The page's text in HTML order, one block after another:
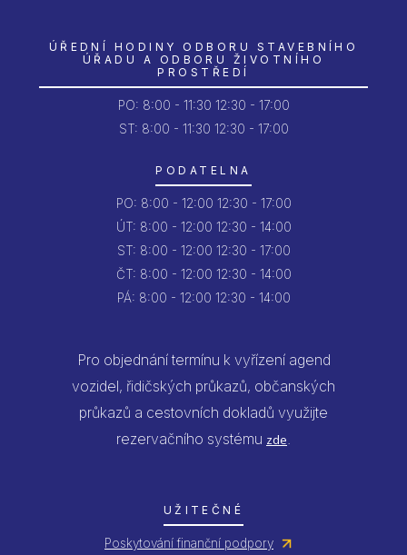
ÚŘEDNÍ HODINY ODBORU STAVEBNÍHO
ÚŘADU A ODBORU ŽIVOTNÍHO
PROSTŘEDÍ
PO: 8:00 - 11:30 12:30 - 17:00
ST: 8:00 - 11:30 12:30 - 17:00
PODATELNA
PO: 8:00 - 12:00 12:30 - 17:00
ÚT: 8:00 - 12:00 12:30 - 14:00
ST: 8:00 - 12:00 12:30 - 17:00
ČT: 8:00 - 12:00 12:30 - 14:00
PÁ: 8:00 - 12:00 12:30 - 14:00
Pro objednání termínu k vyřízení agend
vozidel, řidičských průkazů, občanských
průkazů a cestovních dokladů využijte
rezervačního systému zde.
UŽITEČNÉ
Poskytování finanční podpory